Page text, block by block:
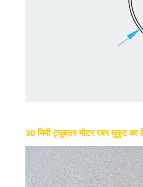
30 मिमी ट्यूबलर मोटर रबर मुकुट का